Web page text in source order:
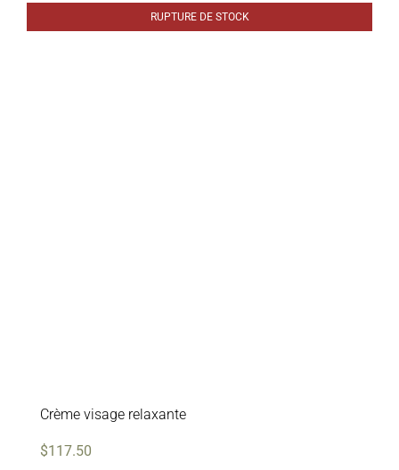
RUPTURE DE STOCK
Crème visage relaxante
$117.50